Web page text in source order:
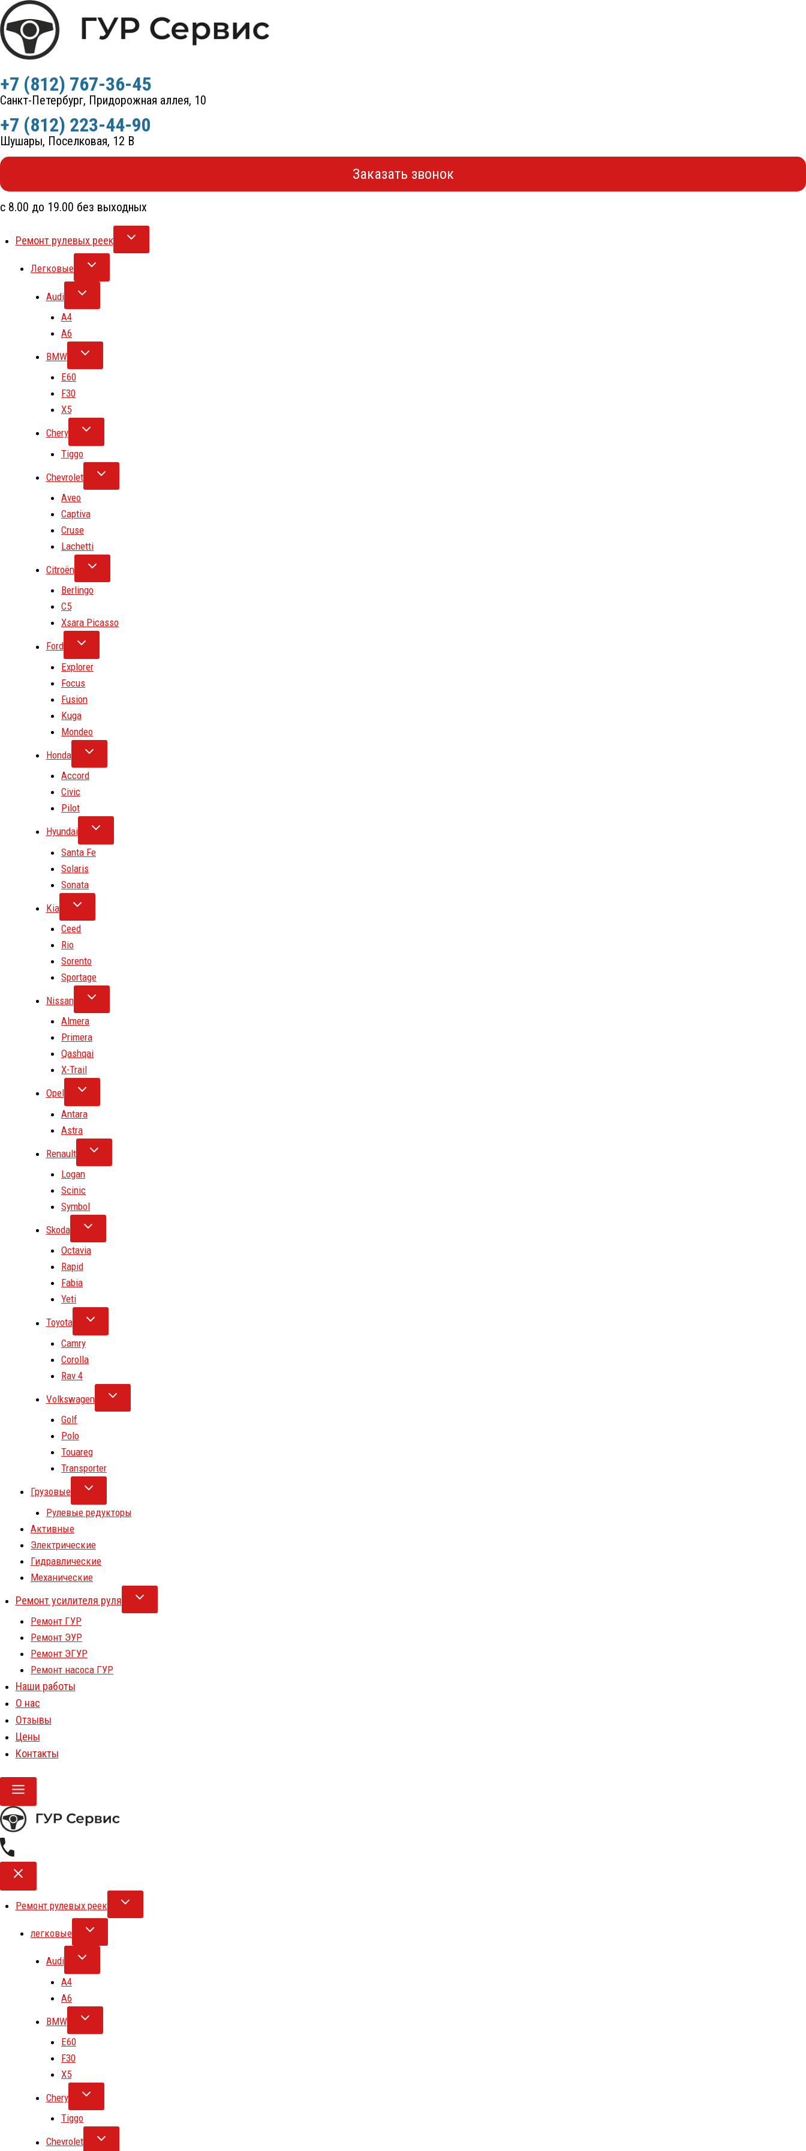
Перейти
к
содержимому
+7 (812) 767-36-45
Санкт-Петербург, Придорожная аллея, 10
+7 (812) 223-44-90
Шушары, Поселковая, 12 В
Заказать звонок
с 8.00 до 19.00 без выходных
Ремонт рулевых реек
Легковые
Audi
A4
A6
BMW
E60
F30
X5
Chery
Tiggo
Chevrolet
Aveo
Captiva
Cruse
Lachetti
Citroën
Berlingo
C5
Xsara Picasso
Ford
Explorer
Focus
Fusion
Kuga
Mondeo
Honda
Accord
Civic
Pilot
Hyundai
Santa Fe
Solaris
Sonata
Kia
Ceed
Rio
Sorento
Sportage
Nissan
Almera
Primera
Qashqai
X-Trail
Opel
Antara
Astra
Renault
Logan
Scinic
Symbol
Skoda
Octavia
Rapid
Fabia
Yeti
Toyota
Camry
Corolla
Rav 4
Volkswagen
Golf
Polo
Touareg
Transporter
Грузовые
Рулевые редукторы
Активные
Электрические
Гидравлические
Механические
Ремонт усилителя руля
Ремонт ГУР
Ремонт ЭУР
Ремонт ЭГУР
Ремонт насоса ГУР
Наши работы
О нас
Отзывы
Цены
Контакты
Ремонт рулевых реек
легковые
Audi
A4
A6
BMW
E60
F30
X5
Chery
Tiggo
Chevrolet